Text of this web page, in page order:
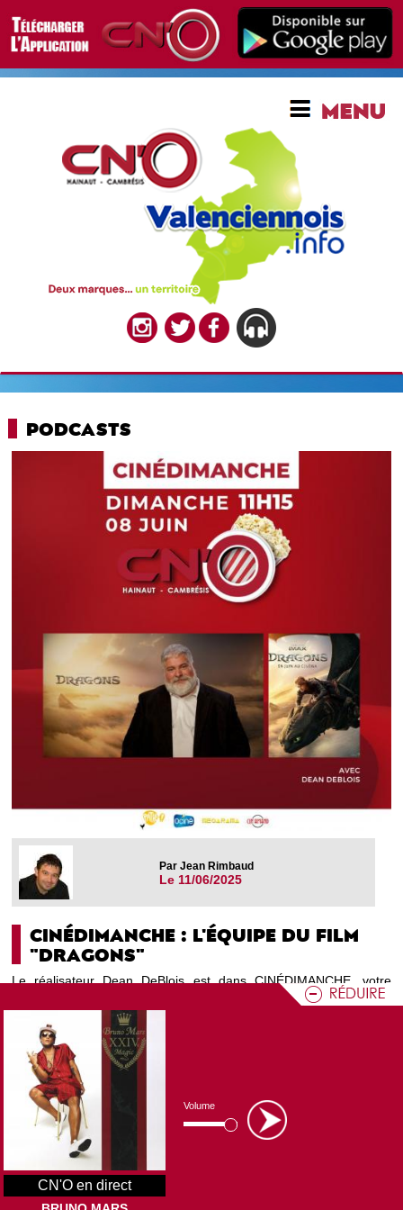
CN'O en direct
Volume
PODCASTS
Par Jean Rimbaud
Le 11/06/2025
CINÉDIMANCHE : L'ÉQUIPE DU FILM
"DRAGONS"
Le réalisateur Dean DeBlois est dans CINÉDIMANCHE, votre
rendez-vous consacré au 7ème Art, direction l'île de Berk et la
sortie du film "Dragons'" !
Programme CN'O : Ciné Dimanche